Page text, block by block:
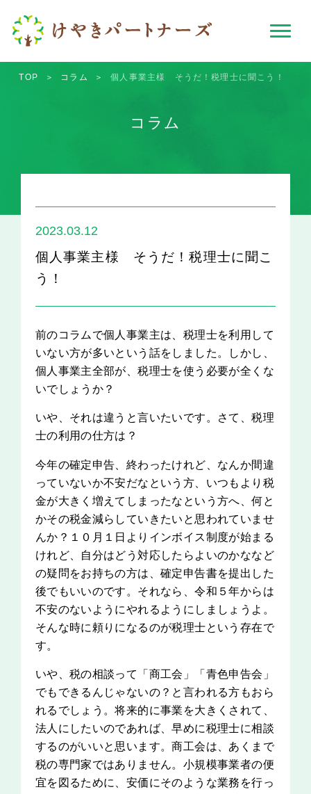
TOP ＞ コラム ＞ 個人事業主様 そうだ！税理士に聞こう！
コラム
2023.03.12
個人事業主様 そうだ！税理士に聞こ
う！
前のコラムで個人事業主は、税理士を利用して
いない方が多いという話をしました。しかし、
個人事業主全部が、税理士を使う必要が全くな
いでしょうか？
いや、それは違うと言いたいです。さて、税理
士の利用の仕方は？
今年の確定申告、終わったけれど、なんか間違
っていないか不安だなという方、いつもより税
金が大きく増えてしまったなという方へ、何と
かその税金減らしていきたいと思われていませ
んか？１０月１日よりインボイス制度が始まる
けれど、自分はどう対応したらよいのかななど
の疑問をお持ちの方は、確定申告書を提出した
後でもいいのです。それなら、令和５年からは
不安のないようにやれるようにしましょうよ。
そんな時に頼りになるのが税理士という存在で
す。
いや、税の相談って「商工会」「青色申告会」
でもできるんじゃないの？と言われる方もおら
れるでしょう。将来的に事業を大きくされて、
法人にしたいのであれば、早めに税理士に相談
するのがいいと思います。商工会は、あくまで
税の専門家ではありません。小規模事業者の便
宜を図るために、安価にそのような業務を行っ